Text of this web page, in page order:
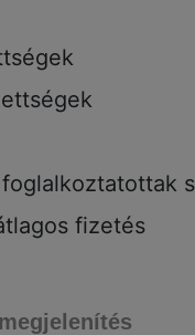
fizetés